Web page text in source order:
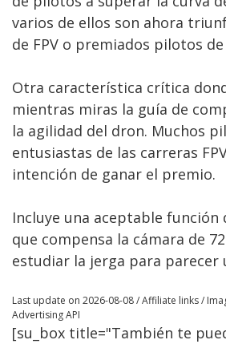
varios de ellos son ahora
de FPV o premiados pilotos
Otra característica crítica
mientras miras la guía de
la agilidad del dron. Muchos
entusiastas de las carreras
intención de ganar el premio.
Incluye una aceptable función
que compensa la cámara de
estudiar la jerga para parecer
Last update on 2026-08-08 / Affiliate links /
Advertising API
[su_box title="También te